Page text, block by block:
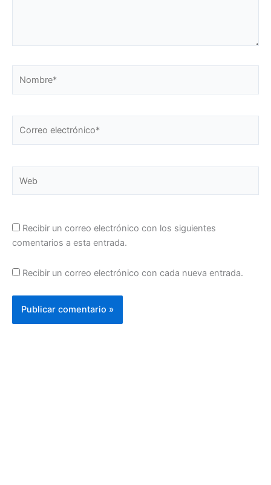
electrónico*
Recibir un correo electrónico con los siguientes
comentarios a esta entrada.
Recibir un correo electrónico con cada nueva entrada.